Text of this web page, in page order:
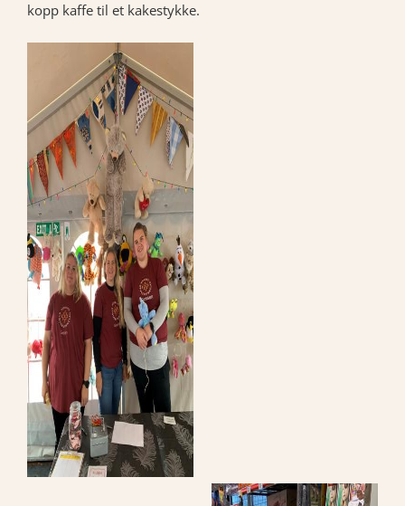
kopp kaffe til et kakestykke.